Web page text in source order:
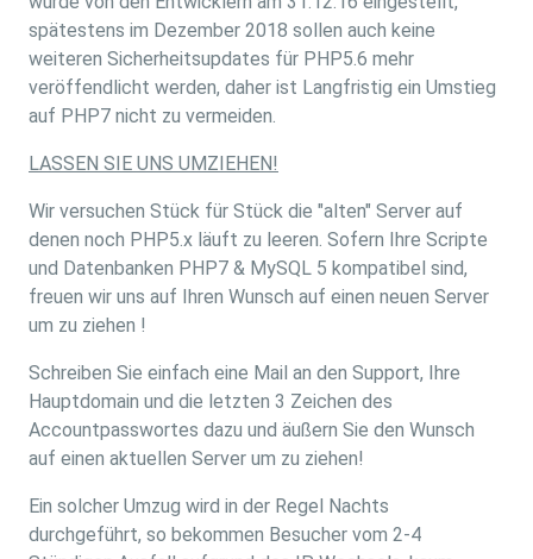
spätestens im Dezember 2018 sollen auch keine
weiteren Sicherheitsupdates für PHP5.6 mehr
veröffendlicht werden, daher ist Langfristig ein Umstieg
auf PHP7 nicht zu vermeiden.
LASSEN SIE UNS UMZIEHEN!
Wir versuchen Stück für Stück die "alten" Server auf
denen noch PHP5.x läuft zu leeren. Sofern Ihre Scripte
und Datenbanken PHP7 & MySQL 5 kompatibel sind,
freuen wir uns auf Ihren Wunsch auf einen neuen Server
um zu ziehen !
Schreiben Sie einfach eine Mail an den Support, Ihre
Hauptdomain und die letzten 3 Zeichen des
Accountpasswortes dazu und äußern Sie den Wunsch
auf einen aktuellen Server um zu ziehen!
Ein solcher Umzug wird in der Regel Nachts
durchgeführt, so bekommen Besucher vom 2-4